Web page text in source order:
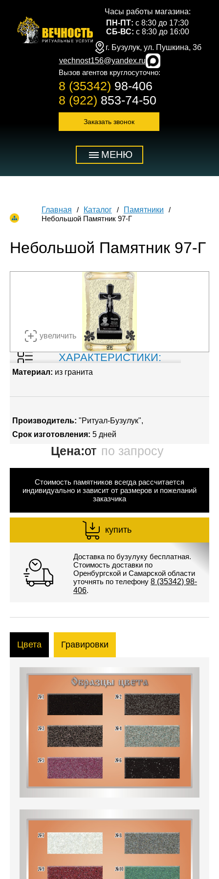
Часы работы магазина:
ПН-ПТ: с 8:30 до 17:30
СБ-ВС: с 8:30 до 16:00
г. Бузулук, ул. Пушкина, 3б
vechnost156@yandex.ru
Вызов агентов круглосуточно:
8 (35342) 98-406
8 (922) 853-74-50
Заказать звонок
МЕНЮ
Главная Каталог
Памятники
Небольшой Памятник 97-Г
Небольшой Памятник 97-Г
увеличить
ХАРАКТЕРИСТИКИ:
Материал: из гранита
Производитель: "Ритуал-Бузулук"
Срок изготовления: 5 дней
Цена:от по запросу
Стоимость памятников всегда рассчитается
индивидуально и зависит от размеров и пожеланий
заказчика
купить
Доставка по бузулуку бесплатная.
Стоимость доставки по
Оренбургской и Самарской области
уточнять по телефону 8 (35342) 98-
406.
Цвета Гравировки